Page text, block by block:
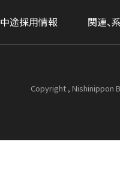
中途採用情報 関連、
Copyright , Nishinippon